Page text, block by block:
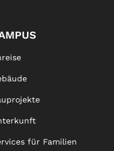
für Familien